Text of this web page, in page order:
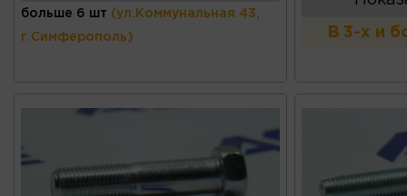
больше 6 шт (ул.Коммунальная 43,
г.Симферополь) В 3-х и